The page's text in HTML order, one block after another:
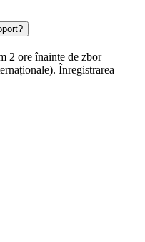
2 ore înainte de zbor
Înregistrarea